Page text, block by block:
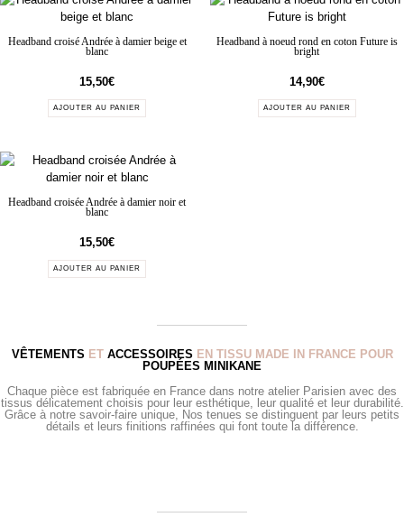
Headband croisé Andrée à damier beige et
blanc
15,50€
AJOUTER AU PANIER
Headband à noeud rond en coton Future is
bright
14,90€
AJOUTER AU PANIER
Headband croisée Andrée à damier noir et
blanc
15,50€
AJOUTER AU PANIER
VÊTEMENTS ET ACCESSOIRES EN TISSU MADE IN FRANCE POUR
POUPÉES MINIKANE
Chaque pièce est fabriquée en France dans notre atelier Parisien avec des
tissus délicatement choisis pour leur esthétique, leur qualité et leur durabilité.
Grâce à notre savoir-faire unique, Nos tenues se distinguent par leurs petits
détails et leurs finitions raffinées qui font toute la différence.